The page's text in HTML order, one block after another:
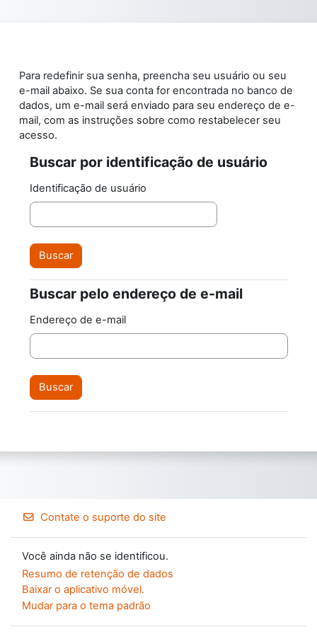
Para redefinir sua senha, preencha seu usuário ou seu
e-mail abaixo. Se sua conta for encontrada no banco de
dados, um e-mail será enviado para seu endereço de e-
mail, com as instruções sobre como restabelecer seu
acesso.
Buscar por identificação de usuário
Buscar por identificação de usuário
Identificação de usuário
Buscar pelo endereço de e-mail
Buscar pelo endereço de e-mail
Endereço de e-mail
Contate o suporte do site
Você ainda não se identificou.
Resumo de retenção de dados
Baixar o aplicativo móvel.
Mudar para o tema padrão